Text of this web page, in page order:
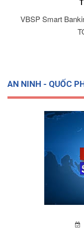
VBSP Smart
AN NINH - QUỐC